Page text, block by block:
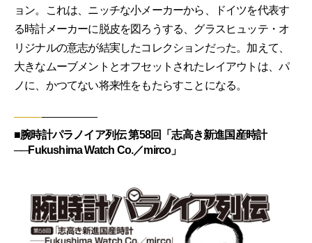
ョン。これは、ニッチな小メーカーから、ドイツを代表す
る時計メーカーに脱皮を図ろうする、グラスヒュッテ・オ
リジナルの意志が結実したコレクションだった。加えて、
大きなムーブメントとオフセットされたレイアウトは、パ
ノに、かつてない将来性をもたらすことになる。
■腕時計パラノイア列伝 第58回「志高き新進国産時計
──Fukushima Watch Co.／mirco」